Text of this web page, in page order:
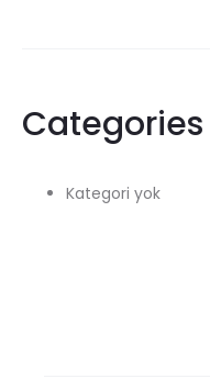
Categories
Kategori yok